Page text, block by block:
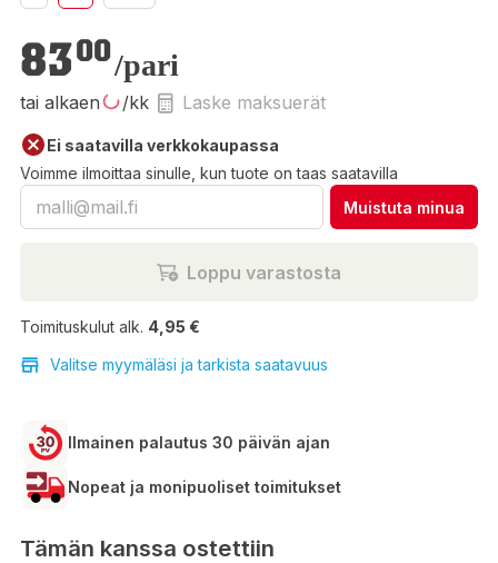
8300/pari
tai alkaen /kk Laske maksuerät
Ei saatavilla verkkokaupassa
Voimme ilmoittaa sinulle, kun tuote on taas saatavilla
Muistuta minua
Loppu varastosta
Toimituskulut alk. 4,95 €
Valitse myymäläsi ja tarkista saatavuus
Ilmainen palautus 30 päivän ajan
Nopeat ja monipuoliset toimitukset
Tämän kanssa ostettiin